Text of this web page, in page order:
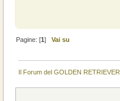
Pagine: [1]Vai su
Il Forum del GOLDEN RETRIEVER